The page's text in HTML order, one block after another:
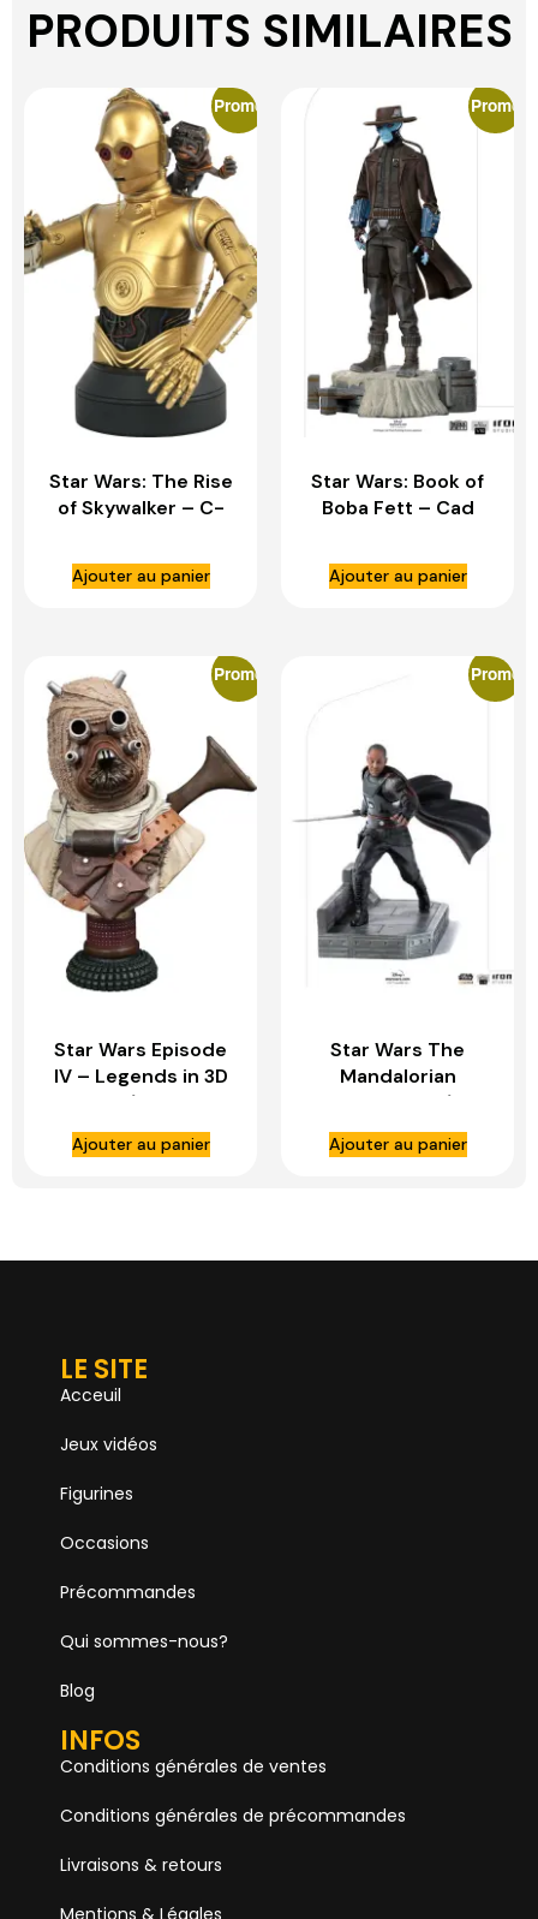
PRODUITS SIMILAIRES
Promo
Star Wars: The Rise
of Skywalker – C-
1:6 Scale Bust –
DIAMOND DIRECT
Ajouter au panier
Promo
Star Wars: Book of
Boba Fett – Cad
Statue – IRON
STUDIOS
Ajouter au panier
Promo
Star Wars Episode
IV – Legends in 3D
buste 1/2 Tusken
Raider – GENTLE
GIANT
Ajouter au panier
Promo
Star Wars The
Mandalorian
statuette – 1/10
BDS Art Scale Moff
Gideon – IRON
Ajouter au panier
LE SITE
Acceuil
Jeux vidéos
Figurines
Occasions
Précommandes
Qui sommes-nous?
Blog
INFOS
Conditions générales de ventes
Conditions générales de précommandes
Livraisons & retours